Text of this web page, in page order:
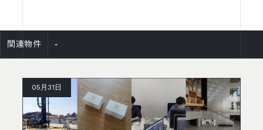
関連物件 -
05月31日